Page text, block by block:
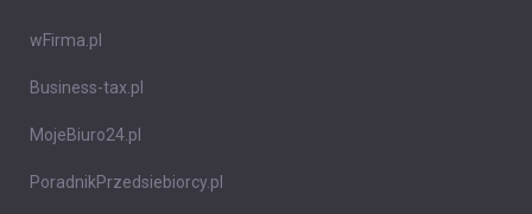
wFirma.pl
Business-tax.pl
MojeBiuro24.pl
PoradnikPrzedsiebiorcy.pl